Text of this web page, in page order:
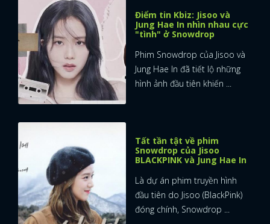
Điểm tin Kbiz: Jisoo và
Jung Hae In nhìn nhau cực
"tình" ở Snowdrop
Phim Snowdrop của Jisoo và
Jung Hae In đã tiết lộ những
hình ảnh đầu tiên khiến ...
Tất tần tật về phim
Snowdrop của Jisoo
BLACKPINK và Jung Hae In
Là dự án phim truyền hình
đầu tiên do Jisoo (BlackPink)
đóng chính, Snowdrop ...